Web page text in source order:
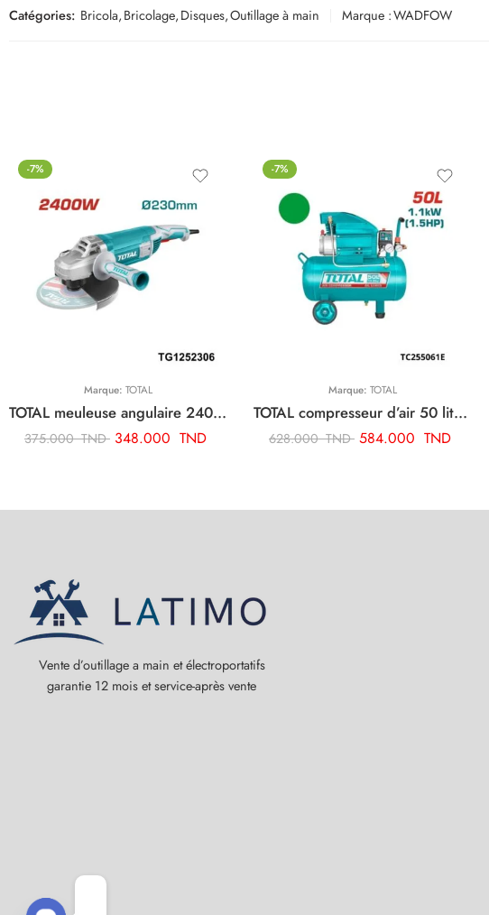
Catégories: Bricola,Bricolage,Disques,Outillage à main Marque :WADFOW
-7%
Marque: TOTAL
TOTAL meuleuse angulaire 2400w-230mm TG1252306
375.000TND 348.000 TND
-7%
Marque: TOTAL
TOTAL compresseur d’air 50 litre TC255061E
628.000TND 584.000 TND
Vente d’outillage a main et électroportatifs
garantie 12 mois et service-après vente